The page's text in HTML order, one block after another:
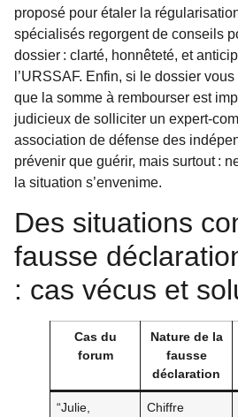
proposé pour étaler la
spécialisés regorgent de conseils
dossier : clarté, honnêteté, et
l’URSSAF. Enfin, si le dossier
que la somme à rembourser est
judicieux de solliciter un expert-
association de défense des
prévenir que guérir, mais surtout :
la situation s’envenime.
Des situations
fausse
: cas vécus et
Cas du
forum
Nature de la
fausse
déclaration
“Julie,
Chiffre